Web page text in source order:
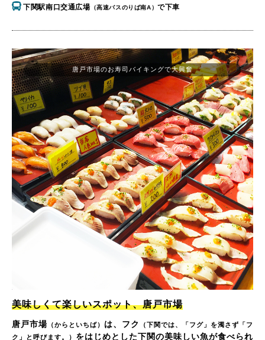
下関駅南口交通広場 （高速バスのりば南A）で下車
唐戸市場のお寿司バイキングで大興奮
美味しくて楽しいスポット、唐戸市場
唐戸市場 （からといちば） は、フク
（下関では、「フグ」を濁さず「フ
ク」と呼びます。） をはじめとした下関の美味しい魚が食べられ